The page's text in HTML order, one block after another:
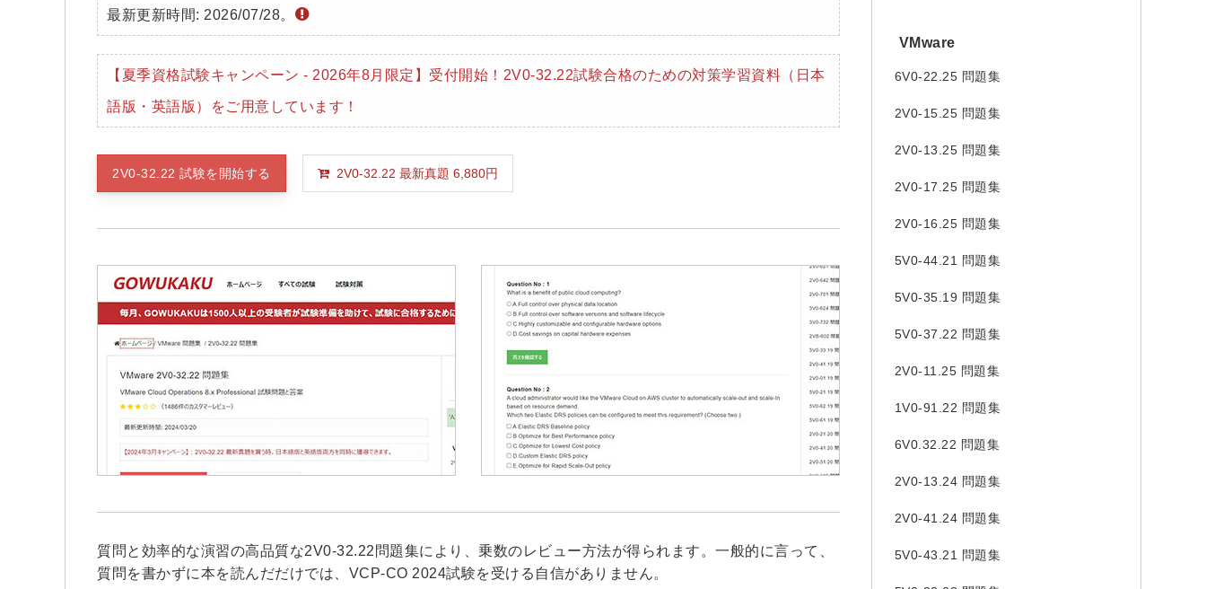
最新更新時間: 2026/07/28。
【夏季資格試験キャンペーン - 2026年8月限定】受付開始！2V0-32.22試験合格のための対策学習資料（日本
語版・英語版）をご用意しています！
2V0-32.22 試験を開始する 2V0-32.22 最新真題 6,880円
質問と効率的な演習の高品質な2V0-32.22問題集により、乗数のレビュー方法が得られます。一般的に言って、
質問を書かずに本を読んだだけでは、VCP-CO 2024試験を受ける自信がありません。
VMware
6V0-22.25 問題集
2V0-15.25 問題集
2V0-13.25 問題集
2V0-17.25 問題集
2V0-16.25 問題集
5V0-44.21 問題集
5V0-35.19 問題集
5V0-37.22 問題集
2V0-11.25 問題集
1V0-91.22 問題集
6V0.32.22 問題集
2V0-13.24 問題集
2V0-41.24 問題集
5V0-43.21 問題集